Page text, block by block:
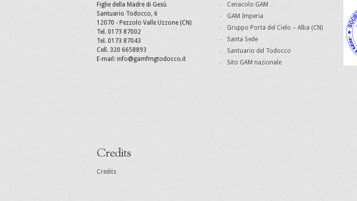
Figlie della Madre di Gesù
Santuario Todocco, 6
12070 - Pezzolo Valle Uzzone (CN)
Tel. 0173 87002
Tel. 0173 87043
Cell. 320 6658893
E-mail: info@gamfmgtodocco.it
Cenacolo GAM
GAM Imperia
Gruppo Porta del Cielo – Alba (CN)
Santa Sede
Santuario del Todocco
Sito GAM nazionale
Credits
Credits